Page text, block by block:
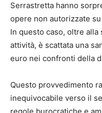
Serrastretta hanno
opere non autorizzate
In questo caso, oltre
attività, è scattata una
euro nei confronti della
Questo provvedimento
inequivocabile verso il